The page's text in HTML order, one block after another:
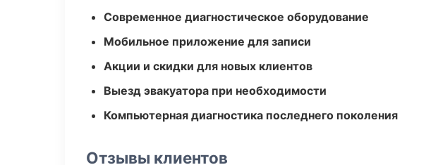
Современное диагностическое оборудование
Мобильное приложение для записи
Акции и скидки для новых клиентов
Выезд эвакуатора при необходимости
Компьютерная диагностика последнего поколения
Отзывы клиентов